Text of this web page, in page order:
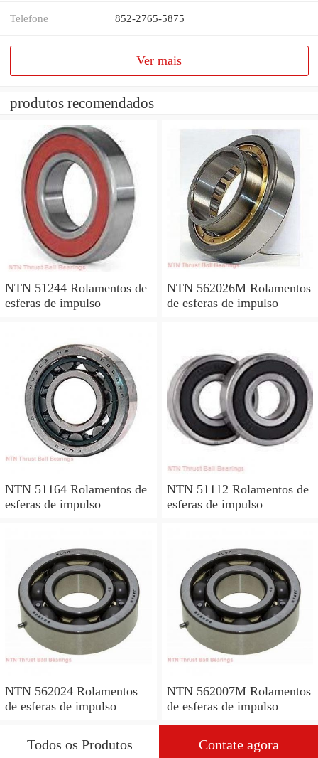
Telefone 852-2765-5875
Ver mais
produtos recomendados
NTN 51244 Rolamentos de
esferas de impulso
NTN 562026M Rolamentos
de esferas de impulso
NTN 51164 Rolamentos de
esferas de impulso
NTN 51112 Rolamentos de
esferas de impulso
NTN 562024 Rolamentos
de esferas de impulso
NTN 562007M Rolamentos
de esferas de impulso
Todos os Produtos Contate agora